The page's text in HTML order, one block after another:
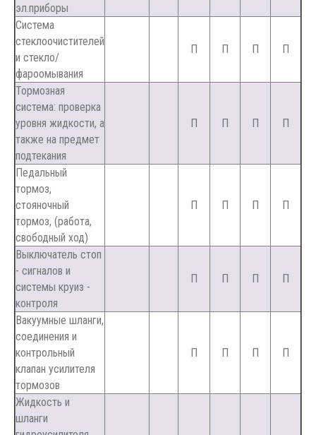
эл.приборы
Система
стеклоочистителей
и стекло/
фароомывания
П П П П
Тормозная
система: проверка
уровня жидкости, а
также на предмет
подтекания
П П П П
Педальный
тормоз,
стояночный
тормоз, (работа,
свободный ход)
П П П П
Выключатель стоп
- сигналов и
системы круиз -
контроля
П П П П
Вакуумные шланги,
соединения и
контрольный
клапан усилителя
тормозов
П П П П
Жидкость и
шланги